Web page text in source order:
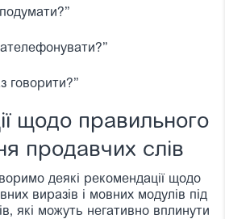
говорити?”
щодо правильного
продавчих слів
деякі рекомендації щодо
виразів і мовних модулів під
які можуть негативно вплинути